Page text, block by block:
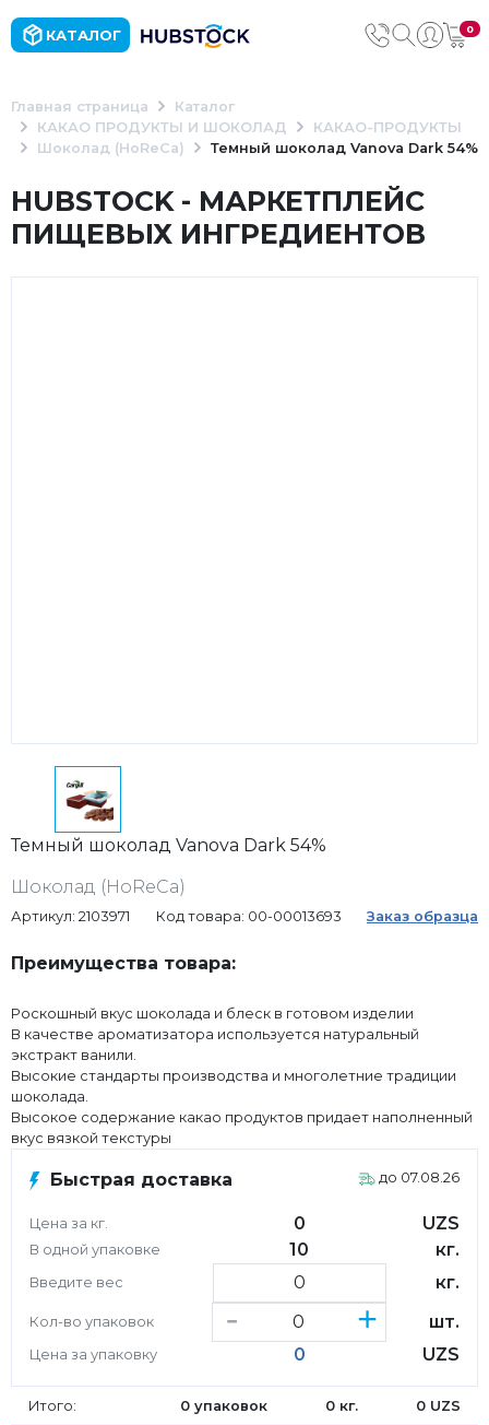
КАТАЛОГ 0
Главная страница
Каталог
КАКАО ПРОДУКТЫ И ШОКОЛАД
КАКАО-ПРОДУКТЫ
Шоколад (HoReCa)
Темный шоколад Vanova Dark 54%
HUBSTOCK - МАРКЕТПЛЕЙС
ПИЩЕВЫХ ИНГРЕДИЕНТОВ
Темный шоколад Vanova Dark 54%
Шоколад (HoReCa)
Артикул: 2103971 Код товара: 00-00013693 Заказ образца
Преимущества товара:
Роскошный вкус шоколада и блеск в готовом изделии
В качестве ароматизатора используется натуральный
экстракт ванили.
Высокие стандарты производства и многолетние традиции
шоколада.
Высокое содержание какао продуктов придает наполненный
вкус вязкой текстуры
Быстрая доставка до 07.08.26
Цена за кг. 0 UZS
В одной упаковке 10 кг.
Введите вес кг.
Кол-во упаковок - + шт.
Цена за упаковку 0 UZS
Итого: 0упаковок 0кг. 0UZS